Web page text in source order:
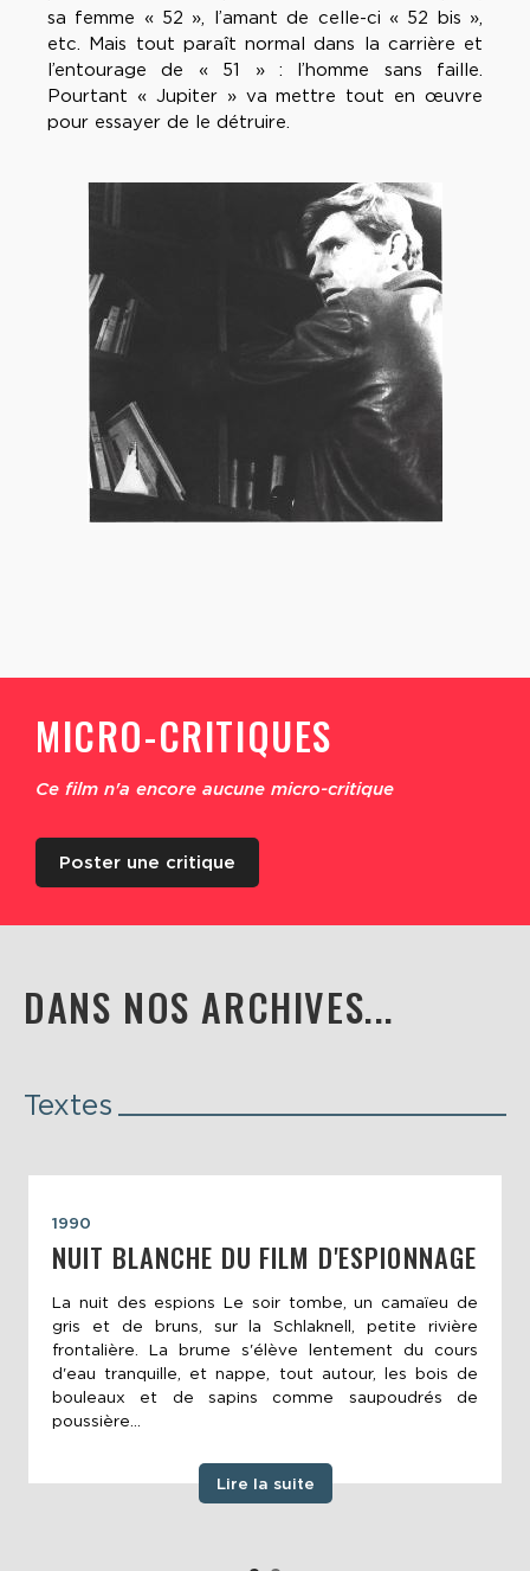
sa femme « 52 », l’amant de celle-ci « 52 bis »,
etc. Mais tout paraît normal dans la carrière et
l’entourage de « 51 » : l’homme sans faille.
Pourtant « Jupiter » va mettre tout en œuvre
pour essayer de le détruire.
MICRO-CRITIQUES
Ce film n'a encore aucune micro-critique
Poster une critique
DANS NOS ARCHIVES...
Textes
1990
NUIT BLANCHE DU FILM D'ESPIONNAGE
La nuit des espions Le soir tombe, un camaïeu de
gris et de bruns, sur la Schlaknell, petite rivière
frontalière. La brume s'élève lentement du cours
d'eau tranquille, et nappe, tout autour, les bois de
bouleaux et de sapins comme saupoudrés de
poussière...
Lire la suite